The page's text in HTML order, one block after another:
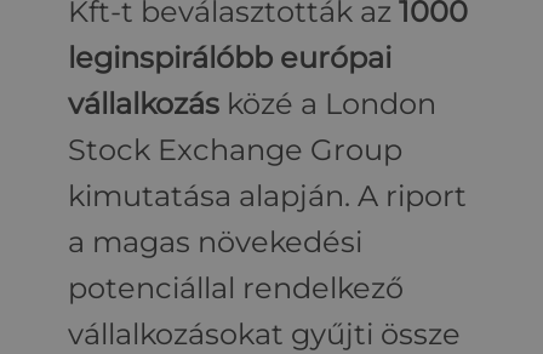
Kft-t beválasztották az 1000
leginspirálóbb európai
vállalkozás közé a London
Stock Exchange Group
kimutatása alapján. A riport
a magas növekedési
potenciállal rendelkező
vállalkozásokat gyűjti össze